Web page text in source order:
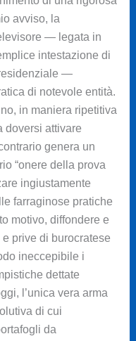
avviso, la
— legata in
intestazione di
—
di notevole entità.
in maniera ripetitiva
doversi attivare
genera un
“onere della prova
ingiustamente
farraginose pratiche
motivo, diffondere e
prive di burocratese
ineccepibile i
dettate
l’unica vera arma
di cui
da